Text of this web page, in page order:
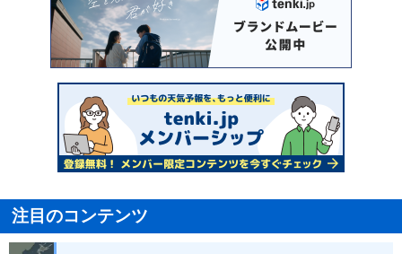
注目のコンテンツ